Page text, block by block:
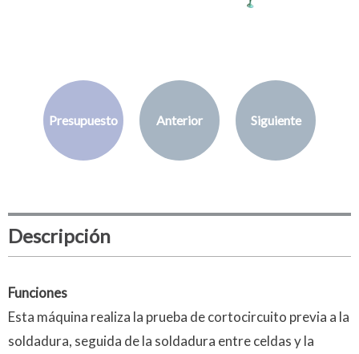
Presupuesto Anterior Siguiente
Descripción
Funciones
Esta máquina realiza la prueba de cortocircuito previa a la
soldadura, seguida de la soldadura entre celdas y la